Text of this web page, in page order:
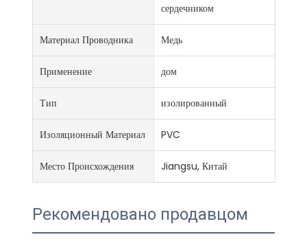
сердечником
Материал Проводника Медь
Применение дом
Тип изолированный
Изоляционный Материал PVC
Место Происхождения Jiangsu, Китай
Рекомендовано продавцом